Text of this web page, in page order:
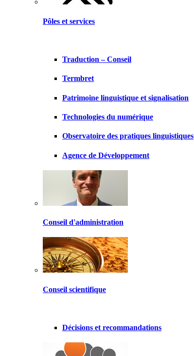
Pôles et services
Traduction – Conseil
Termbret
Patrimoine linguistique et signalisation
Technologies du numérique
Observatoire des pratiques linguistiques
Agence de Développement
Conseil d'administration
Conseil scientifique
Décisions et recommandations